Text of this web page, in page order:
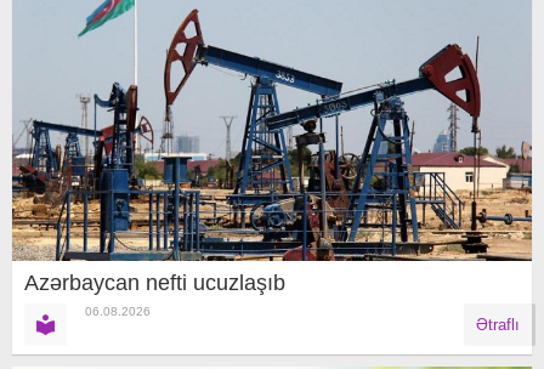
Azərbaycan nefti ucuzlaşıb
06.08.2026
Ətraflı